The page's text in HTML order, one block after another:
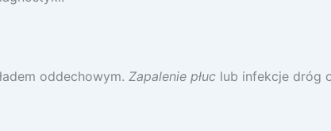
oddechowym. Zapalenie płuc lub infekcje dróg